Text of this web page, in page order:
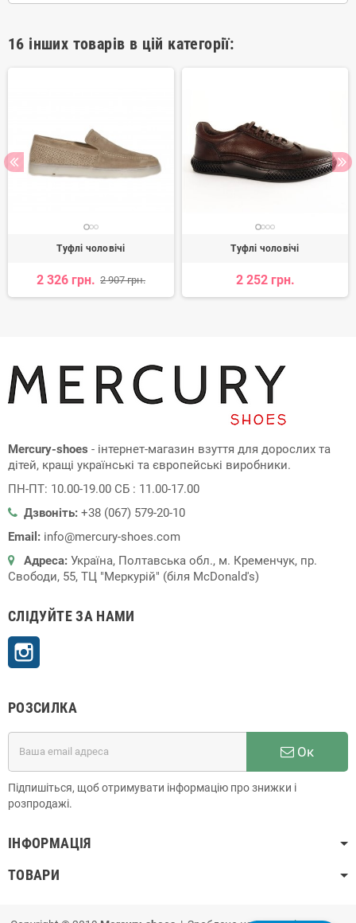
16 інших товарів в цій категорії:
Туфлі чоловічі
2 326 грн. 2 907 грн.
Туфлі чоловічі
2 252 грн.
Mercury-shoes - інтернет-магазин взуття для дорослих та
дітей, кращі українські та європейські виробники.
ПН-ПТ: 10.00-19.00 СБ : 11.00-17.00
Дзвоніть: +38 (067) 579-20-10
Email: info@mercury-shoes.com
Адреса: Україна, Полтавська обл., м. Кременчук, пр.
Свободи, 55, ТЦ "Меркурій" (біля McDonald's)
СЛІДУЙТЕ ЗА НАМИ
РОЗСИЛКА
Ок
Підпишіться, щоб отримувати інформацію про знижки і
розпродажі.
ІНФОРМАЦІЯ
ТОВАРИ